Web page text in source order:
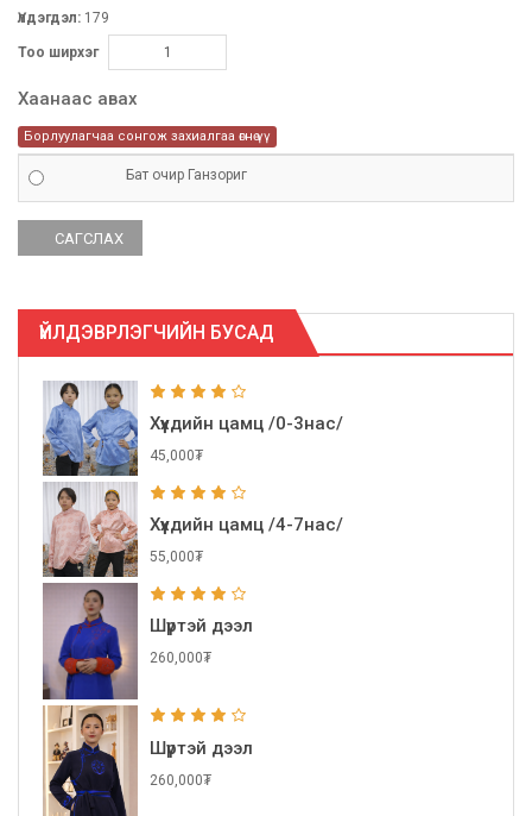
Үлдэгдэл: 179
Тоо ширхэг
Хаанаас авах
Борлуулагчаа сонгож захиалгаа өгнө үү
Бат очир Ганзориг
ҮЙЛДЭВРЛЭГЧИЙН БУСАД
Хүүхдийн цамц /0-3нас/
45,000₮
Хүүхдийн цамц /4-7нас/
55,000₮
Шүртэй дээл
260,000₮
Шүртэй дээл
260,000₮